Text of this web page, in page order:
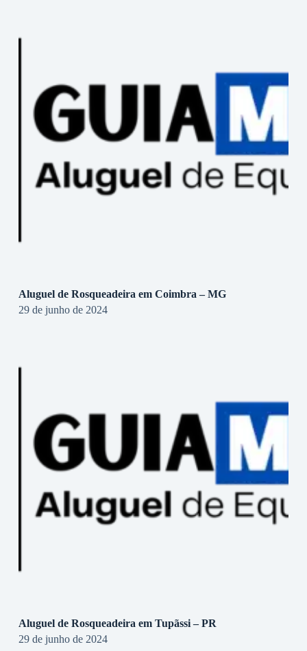
Aluguel de Rosqueadeira em Coimbra – MG
29 de junho de 2024
Aluguel de Rosqueadeira em Tupãssi – PR
29 de junho de 2024